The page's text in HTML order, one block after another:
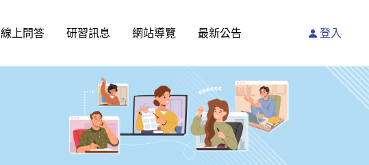
線上問答 研習訊息 網站導覽 最新公告 登入